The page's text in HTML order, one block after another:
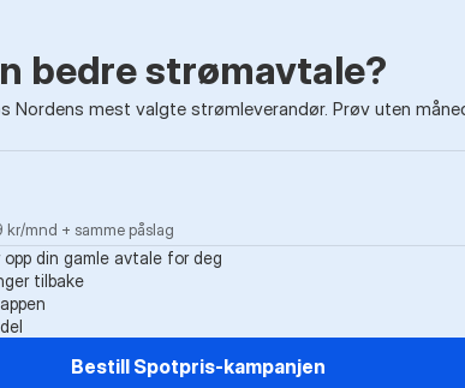
bedre strømavtale?
Nordens mest valgte strømleverandør. Prøv uten
kr/mnd + samme påslag
din gamle avtale for deg
tilbake
Bestill Spotpris-kampanjen